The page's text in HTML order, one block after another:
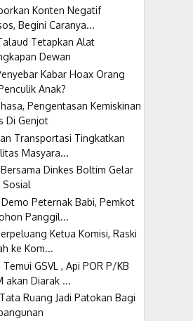
Konten Negatif
Begini Caranya...
Tetapkan Alat
Dewan
Kabar Hoax Orang
Anak?
Pengentasan Kemiskinan
Di Genjot
Transportasi Tingkatkan
Masyara...
Bersama Dinkes Boltim Gelar
Sosial
Peternak Babi, Pemkot
Panggil...
Ketua Komisi, Raski
ke Kom...
GSVL , Api POR P/KB
akan Diarak ...
Ruang Jadi Patokan Bagi